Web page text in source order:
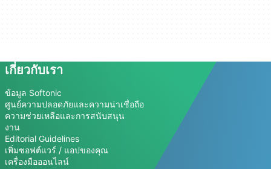
เกี่ยวกับเรา
ข้อมูล Softonic
ศูนย์ความปลอดภัยและความน่าเชื่อถือ
ความช่วยเหลือและการสนับสนุน
งาน
Editorial Guidelines
เพิ่มซอฟต์แวร์ / แอปของคุณ
เครื่องมือออนไลน์